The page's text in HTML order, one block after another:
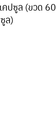
คปซูล (ขวด 60
ล)